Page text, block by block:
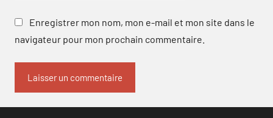
Enregistrer mon nom, mon e-mail et mon site dans le
navigateur pour mon prochain commentaire.